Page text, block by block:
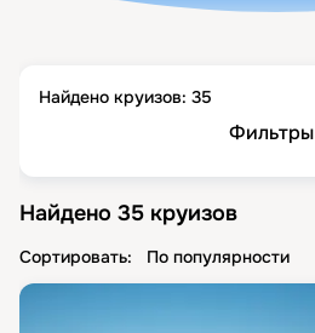
Найдено круизов: 35
Фильтры
Найдено 35 круизов
Сортировать: По популярности